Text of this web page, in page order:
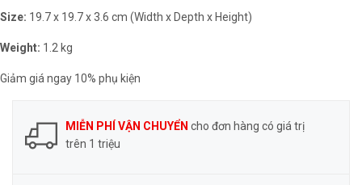
Size: 19.7 x 19.7 x 3.6 cm (Width x Depth x Height)
Weight: 1.2 kg
Giảm giá ngay 10% phụ kiện
MIỄN PHÍ VẬN CHUYỂN cho đơn hàng có giá trị
trên 1 triệu